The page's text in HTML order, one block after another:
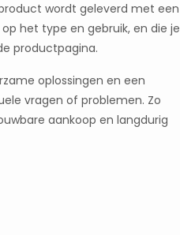
wordt geleverd met een
het type en gebruik, en die je
productpagina.
oplossingen en een
vragen of problemen. Zo
aankoop en langdurig